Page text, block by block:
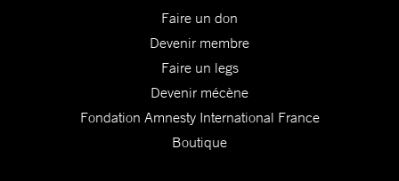
Faire un don
Devenir membre
Faire un legs
Devenir mécène
Fondation Amnesty International France
Boutique